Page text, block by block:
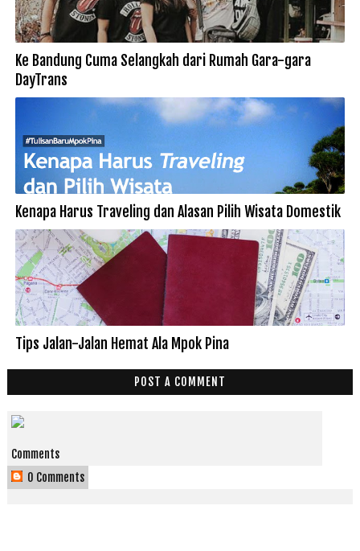
Ke Bandung Cuma Selangkah dari Rumah Gara-gara
DayTrans
Kenapa Harus Traveling dan Alasan Pilih Wisata Domestik
Tips Jalan-Jalan Hemat Ala Mpok Pina
POST A COMMENT
Comments
0 Comments